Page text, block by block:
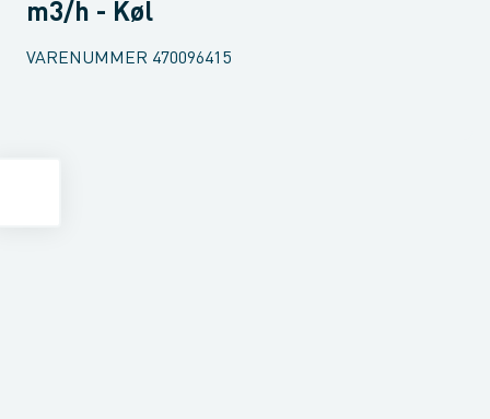
m3/h - Køl
VARENUMMER 470096415